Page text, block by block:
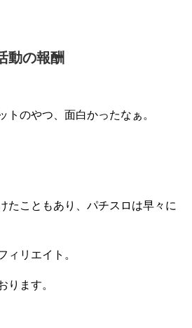
動の報酬
トのやつ、面白かったなぁ。
たこともあり、パチスロは早々に
ィリエイト。
ります。